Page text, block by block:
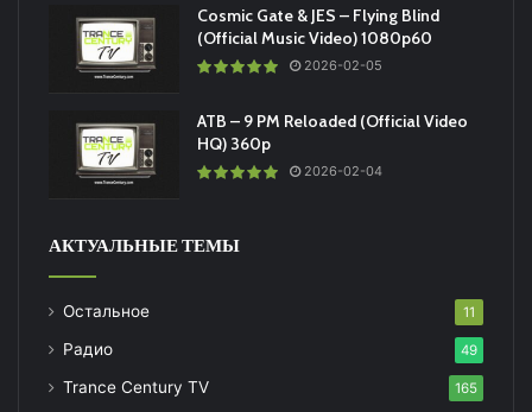
Cosmic Gate & JES – Flying Blind
(Official Music Video) 1080p60
2026-02-05
ATB – 9 PM Reloaded (Official Video
HQ) 360p
2026-02-04
АКТУАЛЬНЫЕ ТЕМЫ
Остальное 11
Радио 49
Trance Century TV 165